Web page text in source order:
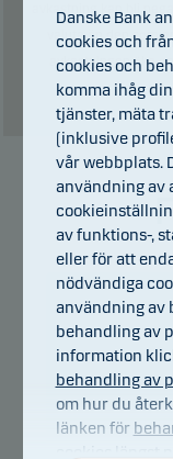
avkastning kan bli
valuta än den som
avkastningen öka
Danske Bank
cookies och
cookies och
komma ihåg
tjänster, mäta
(inklusive
vår webbplats.
användning av
av funktions-,
eller för att
nödvändiga
användning av
behandling av
information
behandling av
om hur du
länken för